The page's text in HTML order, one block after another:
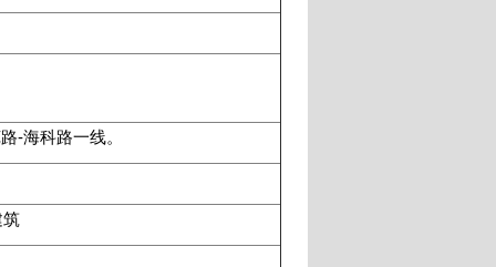
-海科路一线。
筑